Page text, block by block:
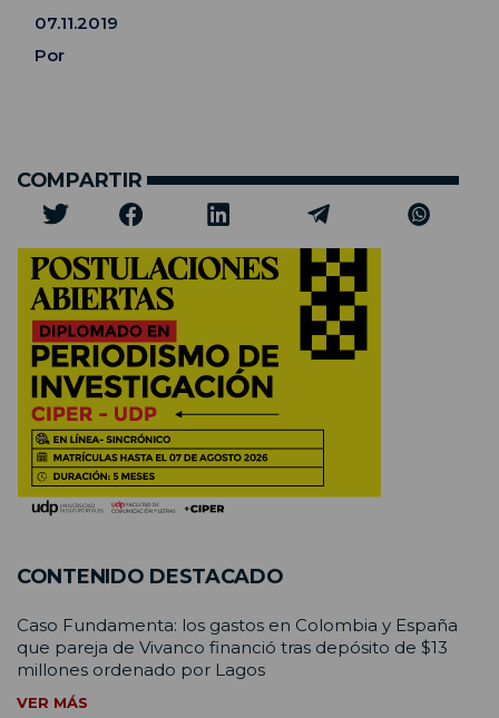
07.11.2019
Por
COMPARTIR
CONTENIDO DESTACADO
Caso Fundamenta: los gastos en Colombia y España
que pareja de Vivanco financió tras depósito de $13
millones ordenado por Lagos
VER MÁS